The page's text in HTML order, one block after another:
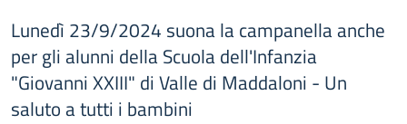
Lunedì 23/9/2024 suona la campanella anche
per gli alunni della Scuola dell'Infanzia
"Giovanni XXIII" di Valle di Maddaloni - Un
saluto a tutti i bambini